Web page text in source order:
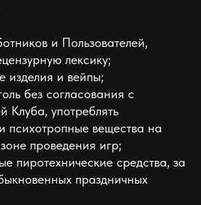
и Пользователей,
лексику;
изделия и вейпы;
без согласования с
Клуба, употреблять
психотропные вещества на
проведения игр;
пиротехнические средства, за
праздничных